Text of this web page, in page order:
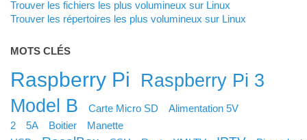
Trouver les fichiers les plus volumineux sur Linux
Trouver les répertoires les plus volumineux sur Linux
MOTS CLÉS
Raspberry Pi
Raspberry Pi 3
Model B
Carte Micro SD
Alimentation 5V
2
5A Boitier
Manette